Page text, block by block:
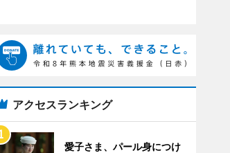
アクセスランキング
愛子さま、パール身につけ